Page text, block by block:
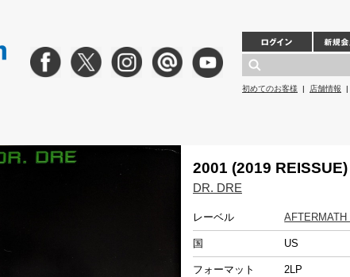
初めてのお客様 | 店舗情報 |
2001 (2019 REISSUE)
DR. DRE
レーベル AFTERMATH
国 US
フォーマット 2LP